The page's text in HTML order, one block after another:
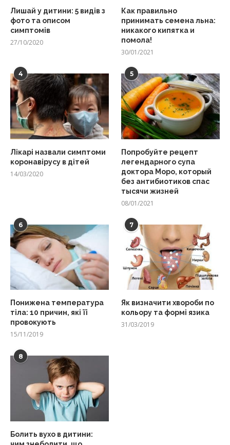
Лишай у дитини: 5 видів з
фото та описом
симптомів
27/10/2020
Как правильно
принимать семена льна:
никакого кипятка и
помола!
30/01/2021
4
Лікарі назвали симптоми
коронавірусу в дітей
14/03/2020
5
Попробуйте рецепт
легендарного супа
доктора Моро, который
без антибиотиков спас
тысячи жизней
08/01/2021
6
Понижена температура
тіла: 10 причин, які її
провокують
15/11/2019
7
Як визначити хвороби по
кольору та формі язика
31/03/2019
8
Болить вухо в дитини: